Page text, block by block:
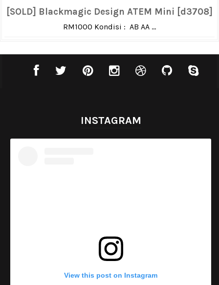
[SOLD] Blackmagic Design ATEM Mini [d3708]
RM1000 Kondisi : AB AA ...
INSTAGRAM
View this post on Instagram